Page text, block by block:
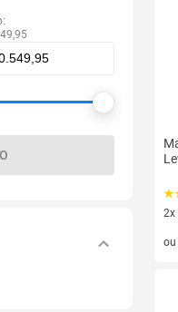
2x
2
ou